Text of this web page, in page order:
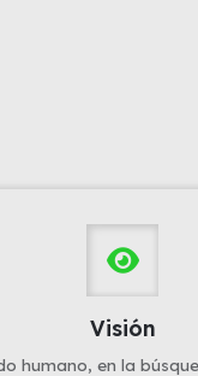
Visión
humano, en la